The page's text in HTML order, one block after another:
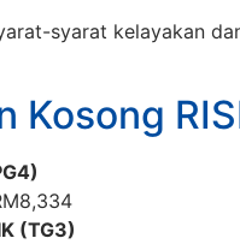
syarat kelayakan
Kosong
(TG3)